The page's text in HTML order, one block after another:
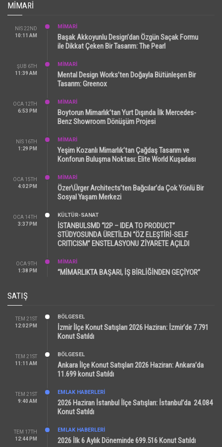
MIMARI
NIS 22ND
10:11 AM
MİMARİ
Başak Akkoyunlu Design’dan Özgün Saçak Formu
ile Dikkat Çeken Bir Tasarım: The Pearl
ŞUB 6TH
11:39 AM
MİMARİ
Mental Design Works’ten Doğayla Bütünleşen Bir
Tasarım: Greenox
OCA 12TH
6:53 PM
MİMARİ
Boytorun Mimarlık’tan Yurt Dışında İlk Mercedes-
Benz Showroom Dönüşüm Projesi
NIS 16TH
1:29 PM
MİMARİ
Yeşim Kozanlı Mimarlık’tan Çağdaş Tasarım ve
Konforun Buluşma Noktası: Elite World Kuşadası
OCA 15TH
4:02 PM
MİMARİ
Özer\Ürger Architects’ten Bağcılar’da Çok Yönlü Bir
Sosyal Yaşam Merkezi
OCA 14TH
3:37 PM
KÜLTÜR-SANAT
İSTANBULSMD “I2P – IDEA TO PRODUCT”
STÜDYOSUNDA ÜRETİLEN “ÖZ ELEŞTİRİ-SELF
CRITICISM” ENSTELASYONU ZİYARETE AÇILDI
OCA 9TH
1:38 PM
MİMARİ
“MİMARLIKTA BAŞARI, İŞ BİRLİĞİNDEN GEÇİYOR”
SATIŞ
TEM 21ST
12:02 PM
BÖLGESEL
İzmir İlçe Konut Satışları 2026 Haziran: İzmir’de 7.791
Konut Satıldı
TEM 21ST
11:11 AM
BÖLGESEL
Ankara İlçe Konut Satışları 2026 Haziran: Ankara’da
11.699 konut Satıldı
TEM 21ST
9:40 AM
EMLAK HABERLERI
2026 Haziran İstanbul İlçe Satışları: İstanbul’da 24.084
Konut Satıldı
TEM 17TH
12:44 PM
EMLAK HABERLERI
2026 İlk 6 Aylık Döneminde 699.516 Konut Satıldı